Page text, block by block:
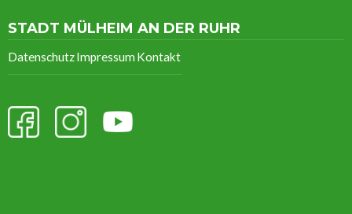
STADT MÜLHEIM AN DER RUHR
DatenschutzImpressum Kontakt